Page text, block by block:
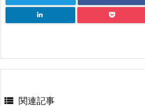
 関連記事